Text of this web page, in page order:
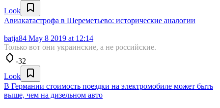
Look
Авиакатастрофа в Шереметьево: исторические аналогии
batja84 May 8 2019 at 12:14
Только вот они украинские, а не российские.
-32
Look
В Германии стоимость поездки на электромобиле может быть
выше, чем на дизельном авто